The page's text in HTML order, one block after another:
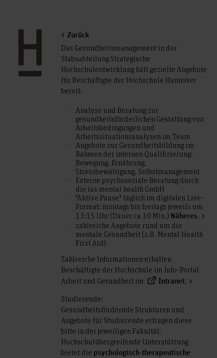
Zurück
Das Gesundheitsmanagement in der
Stabsabteilung Strategische
Hochschulentwicklung hält gezielte Angebote
für Beschäftigte der Hochschule Hannover
bereit:
Analyse und Beratung zur
gesundheitsförderlichen Gestaltung von
Arbeitsbedingungen und
Arbeitssituationsanalysen im Team
Angebote zur Gesundheitsbildung im
Rahmen der internen Qualifizierung:
Bewegung, Ernährung,
Stressbewältigung, Selbstmanagement
Externe psychosoziale Beratung durch
die ias mental health GmbH
"Aktive Pause" täglich im digitalen Live-
Format: montags bis freitags jeweils um
13:15 Uhr (Dauer ca 10 Min.) Näheres.
zahlreiche Angebote rund um die
mentale Gesundheit (z.B. Mental Health
First Aid)
Zahlreiche Informationen erhalten
Beschäftigte der Hochschule im Info-Portal
Arbeit und Gesundheit im
Intranet.
Studierende:
Gesundheitsfördernde Strukturen und
Angebote für Studierende erfragen diese
bitte in der jeweiligen Fakultät.
Hochschulübergreifende Unterstützung
bietet die psychologisch-therapeutische